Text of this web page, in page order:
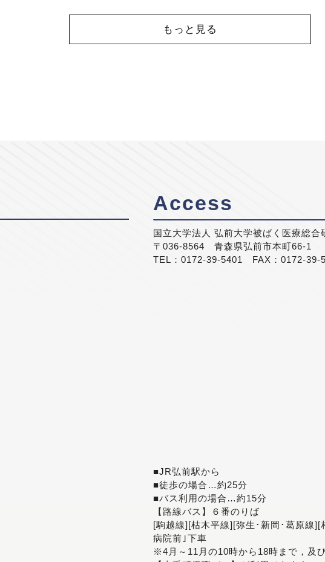
もっと見る
Access
国立大学法人 弘前大学被ばく医療総合
〒036-8564 青森県弘前市本町66-1
TEL：0172-39-5401 FAX：0172-39-
■JR弘前駅から
■徒歩の場合…約25分
■バス利用の場合…約15分
【路線バス】６番のりば
[駒越線][枯木平線][弥生･新岡･葛原線
病院前｣下車
※4月～11月の10時から18時まで，及